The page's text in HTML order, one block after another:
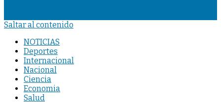
Saltar al contenido
NOTICIAS
Deportes
Internacional
Nacional
Ciencia
Economia
Salud